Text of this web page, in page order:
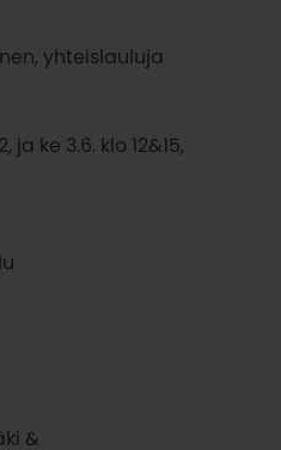
yhteislauluja
ja ke 3.6. klo 12&15,
&